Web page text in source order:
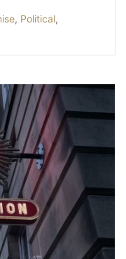
, Political,